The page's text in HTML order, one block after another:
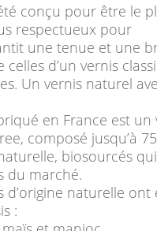
conçu pour être le
respectueux pour
une tenue et une
d’un vernis
Un vernis naturel
en France est un
composé jusqu’à
biosourcés
du marché.
d’origine naturelle ont
: